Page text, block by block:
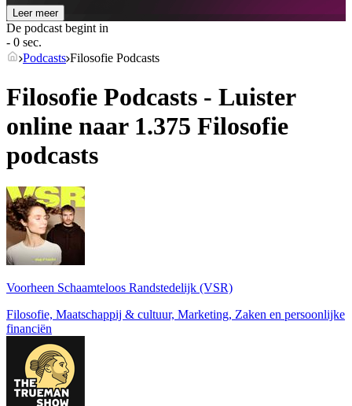
Leer meer
De podcast begint in
- 0 sec.
Podcasts Filosofie Podcasts
Filosofie Podcasts - Luister
online naar 1.375 Filosofie
podcasts
Voorheen Schaamteloos Randstedelijk (VSR)
Filosofie, Maatschappij & cultuur, Marketing, Zaken en persoonlijke
financiën